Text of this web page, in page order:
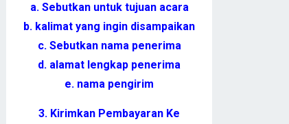
a. Sebutkan untuk tujuan acara
b. kalimat yang ingin disampaikan
c. Sebutkan nama penerima
d. alamat lengkap penerima
e. nama pengirim
3. Kirimkan Pembayaran Ke